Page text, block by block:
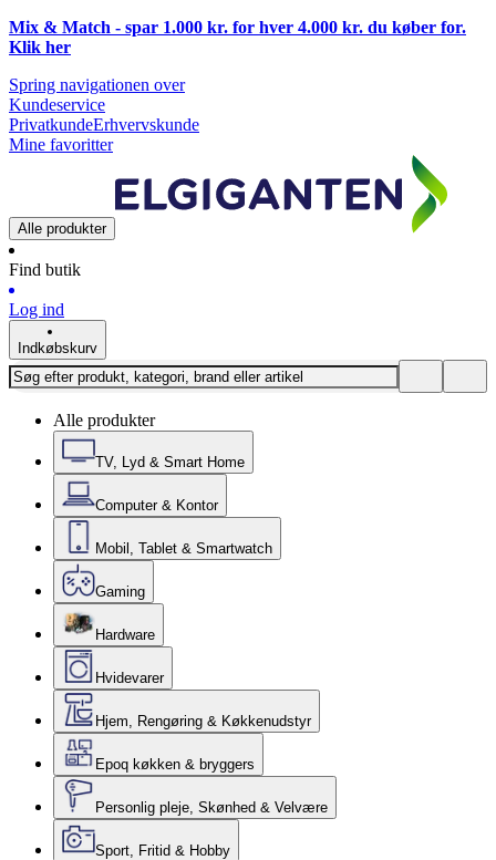
Mix & Match - spar 1.000 kr. for hver 4.000 kr. du køber for.
Klik her
Spring navigationen over
Kundeservice
PrivatkundeErhvervskunde
Mine favoritter
Alle produkter
Find butik
Log ind
Indkøbskurv
Alle produkter
TV, Lyd & Smart Home
Computer & Kontor
Mobil, Tablet & Smartwatch
Gaming
Hardware
Hvidevarer
Hjem, Rengøring & Køkkenudstyr
Epoq køkken & bryggers
Personlig pleje, Skønhed & Velvære
Sport, Fritid & Hobby